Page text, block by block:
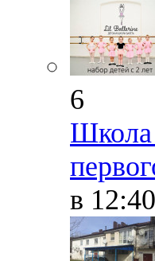
6
Школа
в 12:40